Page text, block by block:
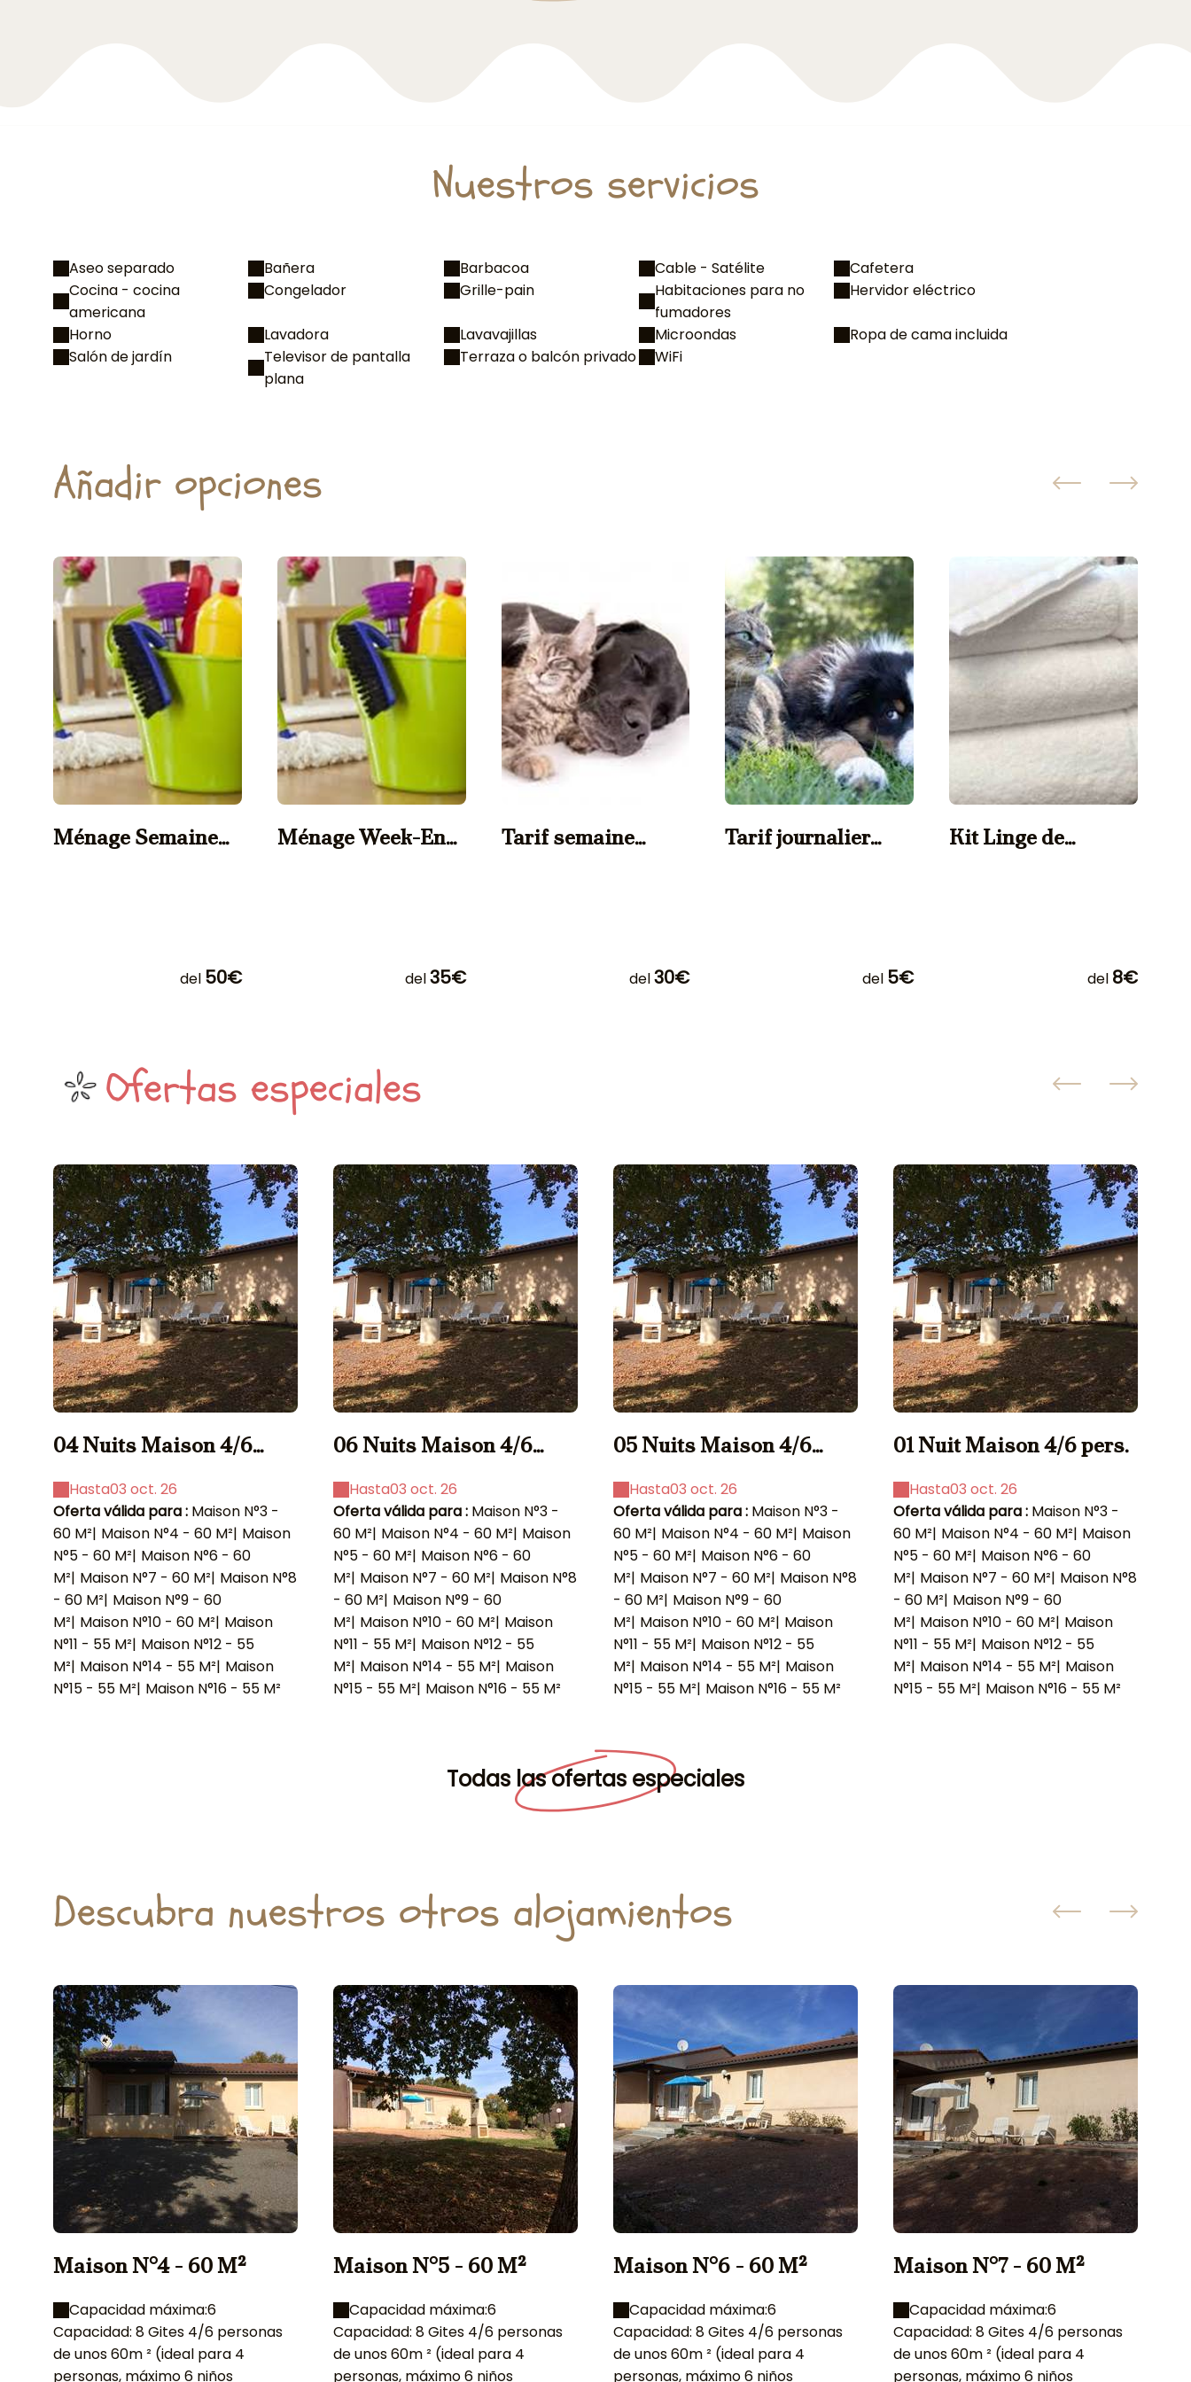
Nuestros servicios
Aseo separado Bañera Barbacoa Cable - Satélite
Cafetera
Cocina - cocina
americana
Congelador Grille-pain
Habitaciones para no
fumadores
Hervidor eléctrico
Horno Lavadora Lavavajillas Microondas
Ropa de cama incluida
Salón de jardín
Televisor de pantalla
plana
Terraza o balcón privado WiFi
Añadir opciones
Ménage Semaine
del 50€
Ménage Week-End
del35€
Tarif semaine
del30€
Tarif journalier
del 5€
Kit Linge de
del 8€
Ofertas especiales
04 Nuits Maison 4/6
Hasta03 oct. 26
Oferta válida para : Maison N°3 -
60 M²| Maison N°4 - 60 M²| Maison
N°5 - 60 M²| Maison N°6 - 60
M²| Maison N°7 - 60 M²| Maison N°8
- 60 M²| Maison N°9 - 60
M²| Maison N°10 - 60 M²| Maison
N°11 - 55 M²| Maison N°12 - 55
M²| Maison N°14 - 55 M²| Maison
N°15 - 55 M²| Maison N°16 - 55 M²
06 Nuits Maison 4/6
Hasta03 oct. 26
Oferta válida para : Maison N°3 -
60 M²| Maison N°4 - 60 M²| Maison
N°5 - 60 M²| Maison N°6 - 60
M²| Maison N°7 - 60 M²| Maison N°8
- 60 M²| Maison N°9 - 60
M²| Maison N°10 - 60 M²| Maison
N°11 - 55 M²| Maison N°12 - 55
M²| Maison N°14 - 55 M²| Maison
N°15 - 55 M²| Maison N°16 - 55 M²
05 Nuits Maison 4/6
Hasta03 oct. 26
Oferta válida para : Maison N°3 -
60 M²| Maison N°4 - 60 M²| Maison
N°5 - 60 M²| Maison N°6 - 60
M²| Maison N°7 - 60 M²| Maison N°8
- 60 M²| Maison N°9 - 60
M²| Maison N°10 - 60 M²| Maison
N°11 - 55 M²| Maison N°12 - 55
M²| Maison N°14 - 55 M²| Maison
N°15 - 55 M²| Maison N°16 - 55 M²
01 Nuit Maison 4/6 pers.
Hasta03 oct. 26
Oferta válida para : Maison N°3 -
60 M²| Maison N°4 - 60 M²| Maison
N°5 - 60 M²| Maison N°6 - 60
M²| Maison N°7 - 60 M²| Maison N°8
- 60 M²| Maison N°9 - 60
M²| Maison N°10 - 60 M²| Maison
N°11 - 55 M²| Maison N°12 - 55
M²| Maison N°14 - 55 M²| Maison
N°15 - 55 M²| Maison N°16 - 55 M²
Todas las ofertas especiales
Descubra nuestros otros alojamientos
Maison N°4 - 60 M²
Capacidad máxima:6
Capacidad: 8 Gites 4/6 personas
de unos 60m ² (ideal para 4
personas, máximo 6 niños
Maison N°5 - 60 M²
Capacidad máxima:6
Capacidad: 8 Gites 4/6 personas
de unos 60m ² (ideal para 4
personas, máximo 6 niños
Maison N°6 - 60 M²
Capacidad máxima:6
Capacidad: 8 Gites 4/6 personas
de unos 60m ² (ideal para 4
personas, máximo 6 niños
Maison N°7 - 60 M²
Capacidad máxima:6
Capacidad: 8 Gites 4/6 personas
de unos 60m ² (ideal para 4
personas, máximo 6 niños